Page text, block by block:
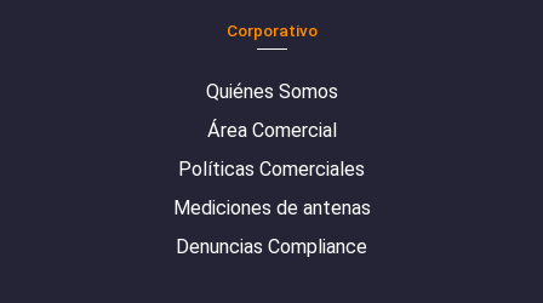
Corporativo
Quiénes Somos
Área Comercial
Políticas Comerciales
Mediciones de antenas
Denuncias Compliance